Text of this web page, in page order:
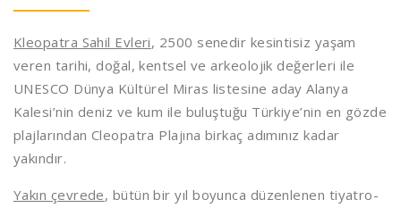
Kleopatra Sahil Evleri, 2500 senedir kesintisiz yaşam
veren tarihi, doğal, kentsel ve arkeolojik değerleri ile
UNESCO Dünya Kültürel Miras listesine aday Alanya
Kalesi’nin deniz ve kum ile buluştuğu Türkiye’nin en gözde
plajlarından Cleopatra Plajına birkaç adımınız kadar
yakındır.
Yakın çevrede, bütün bir yıl boyunca düzenlenen tiyatro-